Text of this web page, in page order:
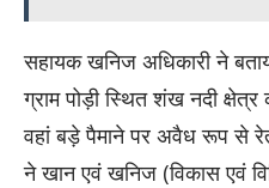
​सहायक खनिज अधिकारी ने
ग्राम पोड़ी स्थित शंख नदी क्षेत्र
वहां बड़े पैमाने पर अवैध रूप से
ने खान एवं खनिज (विकास एवं